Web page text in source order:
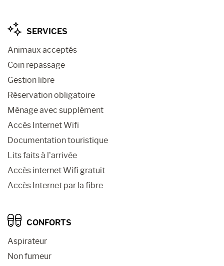
SERVICES
Animaux acceptés
Coin repassage
Gestion libre
Réservation obligatoire
Ménage avec supplément
Accès Internet Wifi
Documentation touristique
Lits faits à l’arrivée
Accès internet Wifi gratuit
Accès Internet par la fibre
CONFORTS
Aspirateur
Non fumeur